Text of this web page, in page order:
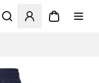
Öffnet ein neues Fenster